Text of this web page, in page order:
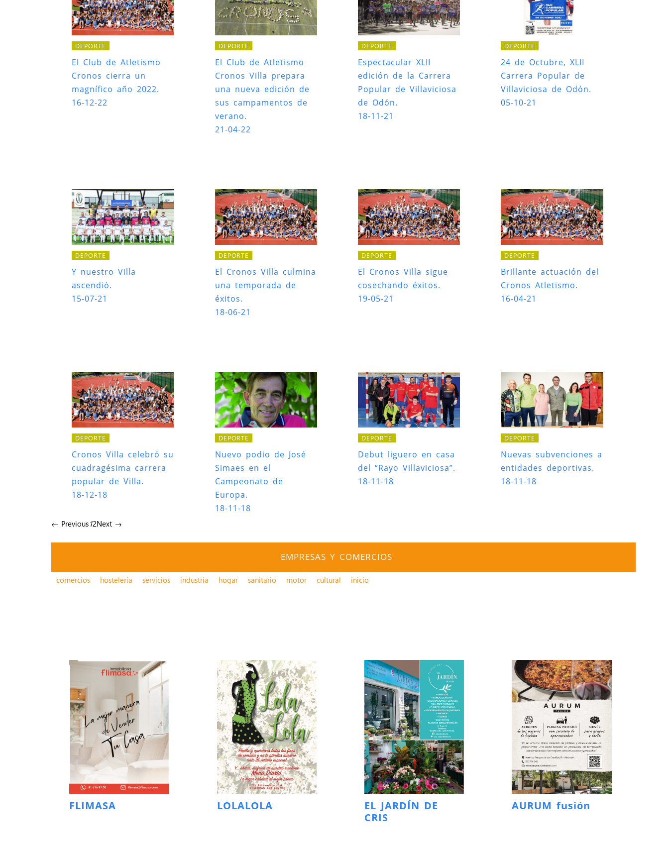
DEPORTE
El Club de Atletismo
Cronos cierra un
magnífico año 2022.
16-12-22
DEPORTE
El Club de Atletismo
Cronos Villa prepara
una nueva edición de
sus campamentos de
verano.
21-04-22
DEPORTE
Espectacular XLII
edición de la Carrera
Popular de Villaviciosa
de Odón.
18-11-21
DEPORTE
24 de Octubre, XLII
Carrera Popular de
Villaviciosa de Odón.
05-10-21
DEPORTE
Y nuestro Villa
ascendió.
15-07-21
DEPORTE
El Cronos Villa culmina
una temporada de
éxitos.
18-06-21
DEPORTE
El Cronos Villa sigue
cosechando éxitos.
19-05-21
DEPORTE
Brillante actuación del
Cronos Atletismo.
16-04-21
DEPORTE
Cronos Villa celebró su
cuadragésima carrera
popular de Villa.
18-12-18
DEPORTE
Nuevo podio de José
Simaes en el
Campeonato de
Europa.
18-11-18
DEPORTE
Debut liguero en casa
del “Rayo Villaviciosa”.
18-11-18
DEPORTE
Nuevas subvenciones a
entidades deportivas.
18-11-18
← Previous12Next →
EMPRESAS Y COMERCIOS
comercios hostelería servicios industria hogar sanitario motor cultural inicio
FLIMASA LOLALOLA
EL JARDÍN DE
CRIS
AURUM fusión